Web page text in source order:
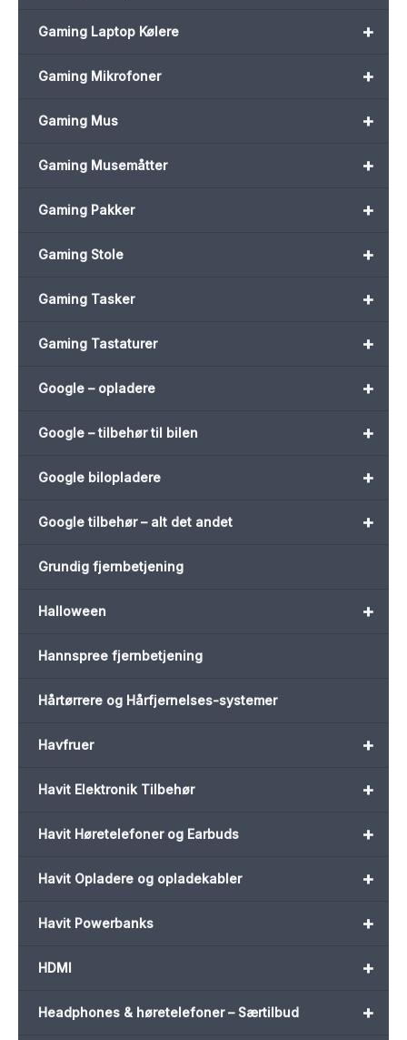
+
Gaming Laptop Kølere
+
Gaming Mikrofoner
+
Gaming Mus
+
Gaming Musemåtter
+
Gaming Pakker
+
Gaming Stole
+
Gaming Tasker
+
Gaming Tastaturer
+
Google – opladere
+
Google – tilbehør til bilen
+
Google bilopladere
+
Google tilbehør – alt det andet
Grundig fjernbetjening
+
Halloween
Hannspree fjernbetjening
Hårtørrere og Hårfjernelses-systemer
+
Havfruer
+
Havit Elektronik Tilbehør
+
Havit Høretelefoner og Earbuds
+
Havit Opladere og opladekabler
+
Havit Powerbanks
+
HDMI
+
Headphones & høretelefoner – Særtilbud